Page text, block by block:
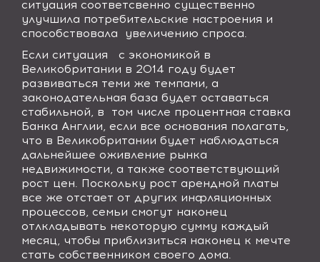
ситуация соответсвенно существенно
улучшила потребительские настроения и
способствовала увеличению спроса.
Если ситуация с экономикой в
Великобритании в 2014 году будет
развиваться теми же темпами, а
законодательная база будет оставаться
стабильной, в том числе процентная ставка
Банка Англии, если все основания полагать,
что в Великобритании будет наблюдаться
дальнейшее оживление рынка
недвижимости, а также соответствующий
рост цен. Поскольку рост арендной платы
все же отстает от других инфляционных
процессов, семьи смогут наконец
отлкладывать некоторую сумму каждый
месяц, чтобы приблизиться наконец к мечте
стать собственником своего дома.